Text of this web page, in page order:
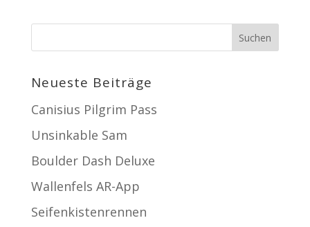
Neueste Beiträge
Canisius Pilgrim Pass
Unsinkable Sam
Boulder Dash Deluxe
Wallenfels AR-App
Seifenkistenrennen